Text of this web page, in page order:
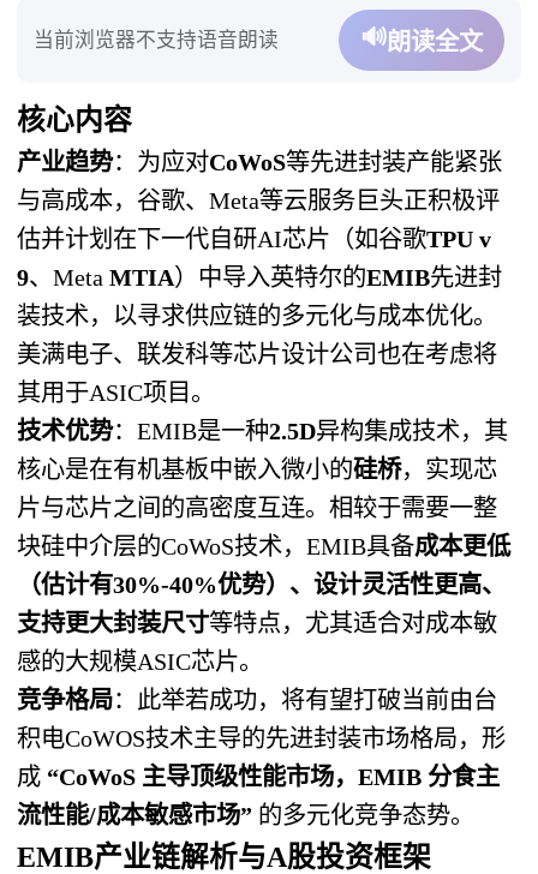
当前浏览器不支持语音朗读 🔊朗读全文
核心内容
产业趋势：为应对CoWoS等先进封装产能紧张
与高成本，谷歌、Meta等云服务巨头正积极评
估并计划在下一代自研AI芯片（如谷歌TPU v
9、MetaMTIA）中导入英特尔的EMIB先进封
装技术，以寻求供应链的多元化与成本优化。
美满电子、联发科等芯片设计公司也在考虑将
其用于ASIC项目。
技术优势：EMIB是一种2.5D异构集成技术，其
核心是在有机基板中嵌入微小的硅桥，实现芯
片与芯片之间的高密度互连。相较于需要一整
块硅中介层的CoWoS技术，EMIB具备成本更低
（估计有30%-40%优势）、设计灵活性更高、
支持更大封装尺寸等特点，尤其适合对成本敏
感的大规模ASIC芯片。
竞争格局：此举若成功，将有望打破当前由台
积电CoWOS技术主导的先进封装市场格局，形
成 “CoWoS 主导顶级性能市场，EMIB 分食主
流性能/成本敏感市场” ​ 的多元化竞争态势。
EMIB产业链解析与A股投资框架